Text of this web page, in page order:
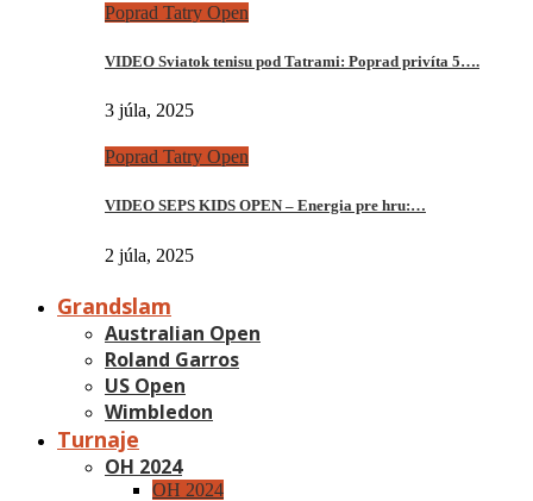
Poprad Tatry Open
VIDEO Sviatok tenisu pod Tatrami: Poprad privíta 5….
3 júla, 2025
Poprad Tatry Open
VIDEO SEPS KIDS OPEN – Energia pre hru:…
2 júla, 2025
Grandslam
Australian Open
Roland Garros
US Open
Wimbledon
Turnaje
OH 2024
OH 2024